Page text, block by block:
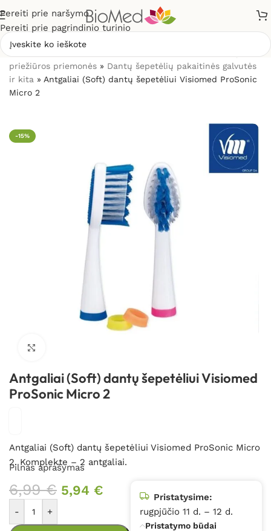
Pereiti prie naršymo
Pereiti prie pagrindinio turinio
priežiūros priemonės » Dantų šepetėlių pakaitinės galvutės
ir kita » Antgaliai (Soft) dantų šepetėliui Visiomed ProSonic
Micro 2
-15%
Antgaliai (Soft) dantų šepetėliui Visiomed
ProSonic Micro 2
Antgaliai (Soft) dantų šepetėliui Visiomed ProSonic Micro
2. Komplekte – 2 antgaliai.
Pilnas aprašymas
6,99€ 5,94 €
- +
Pristatysime:
rugpjūčio 11 d. – 12 d.
Pristatymo būdai